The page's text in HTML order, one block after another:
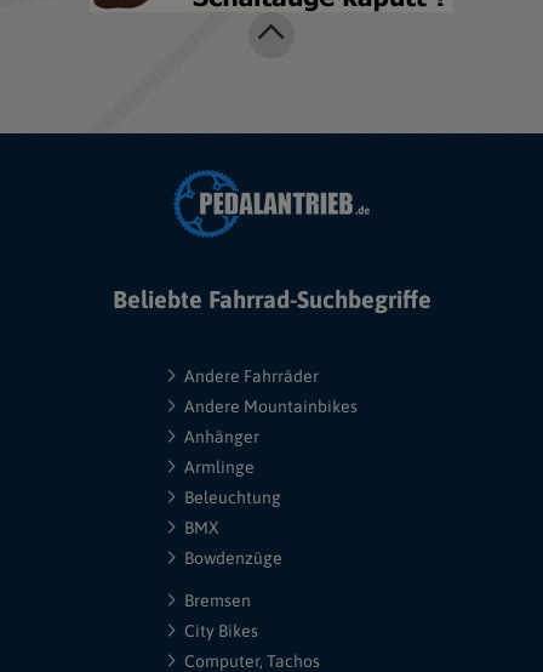
Beliebte Fahrrad-Suchbegriffe
Andere Fahrräder
Andere Mountainbikes
Anhänger
Armlinge
Beleuchtung
BMX
Bowdenzüge
Bremsen
City Bikes
Computer, Tachos